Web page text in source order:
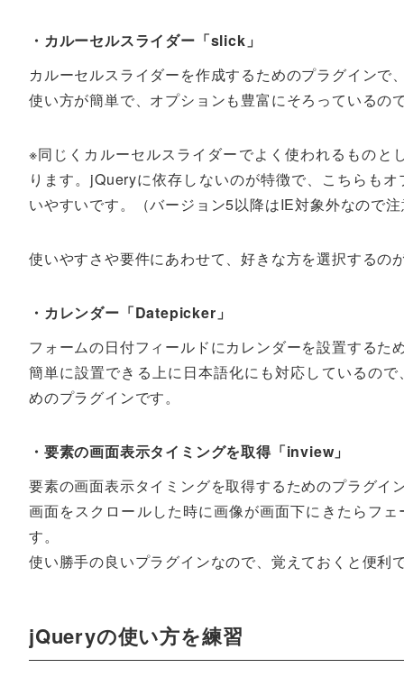
・カルーセルスライダー「slick」
カルーセルスライダーを作成するためのプラグインで
使い方が簡単で、オプションも豊富にそろっているの
※同じくカルーセルスライダーでよく使われるものと
ります。jQueryに依存しないのが特徴で、こちらも
いやすいです。（バージョン5以降はIE対象外なので
使いやすさや要件にあわせて、好きな方を選択するの
・カレンダー「Datepicker」
フォームの日付フィールドにカレンダーを設置するた
簡単に設置できる上に日本語化にも対応しているの
めのプラグインです。
・要素の画面表示タイミングを取得「inview」
要素の画面表示タイミングを取得するためのプラグイ
画面をスクロールした時に画像が画面下にきたらフ
す。
使い勝手の良いプラグインなので、覚えておくと便利
jQueryの使い方を練習